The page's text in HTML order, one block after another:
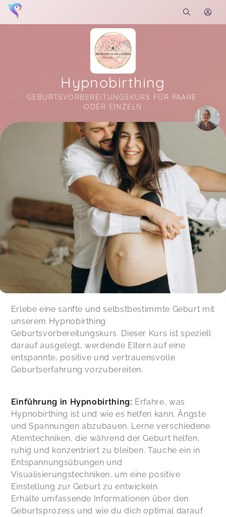
Hypnobirthing
GEBURTSVORBEREITUNGSKURS FÜR PAARE
ODER EINZELN
Soon you will learn more about me here...
Erlebe eine sanfte und selbstbestimmte Geburt mit
unserem Hypnobirthing
Geburtsvorbereitungskurs. Dieser Kurs ist speziell
darauf ausgelegt, werdende Eltern auf eine
entspannte, positive und vertrauensvolle
Geburtserfahrung vorzubereiten.
Einführung in Hypnobirthing: Erfahre, was
Hypnobirthing ist und wie es helfen kann, Ängste
und Spannungen abzubauen. Lerne verschiedene
Atemtechniken, die während der Geburt helfen,
ruhig und konzentriert zu bleiben. Tauche ein in
Entspannungsübungen und
Visualisierungstechniken, um eine positive
Einstellung zur Geburt zu entwickeln.
Erhalte umfassende Informationen über den
Geburtsprozess und wie du dich optimal darauf